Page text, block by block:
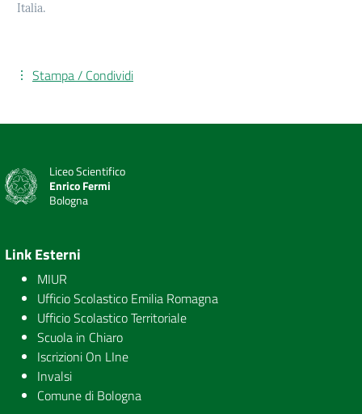
Italia.
Stampa / Condividi
Liceo Scientifico
Enrico Fermi
Bologna
Link Esterni
MIUR
Ufficio Scolastico Emilia Romagna
Ufficio Scolastico Territoriale
Scuola in Chiaro
Iscrizioni On LIne
Invalsi
Comune di Bologna